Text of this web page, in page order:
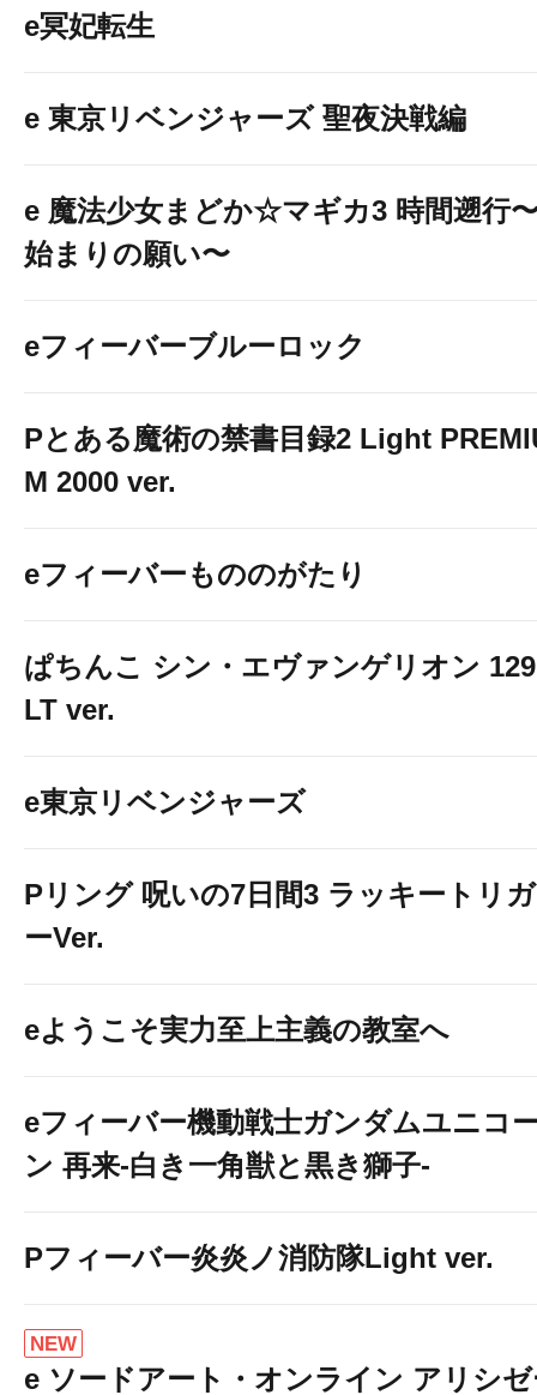
e冥妃転生
e 東京リベンジャーズ 聖夜決戦編
e 魔法少女まどか☆マギカ3 時間遡行
始まりの願い〜
eフィーバーブルーロック
Pとある魔術の禁書目録2 Light
M 2000 ver.
eフィーバーもののがたり
ぱちんこ シン・エヴァンゲリオン 129
LT ver.
e東京リベンジャーズ
Pリング 呪いの7日間3 ラッキートリガ
ーVer.
eようこそ実力至上主義の教室へ
eフィーバー機動戦士ガンダムユニコ
ン 再来-白き一角獣と黒き獅子-
Pフィーバー炎炎ノ消防隊Light ver.
NEW
e ソードアート・オンライン アリシ